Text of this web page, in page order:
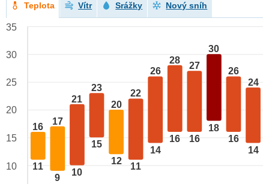
Teplota Vítr Srážky Nový sníh
16
11
17
9
21
10
23
15
20
12
22
11
26
14
28
16
27
16
30
18
26
16
24
14
35
30
25
20
15
10